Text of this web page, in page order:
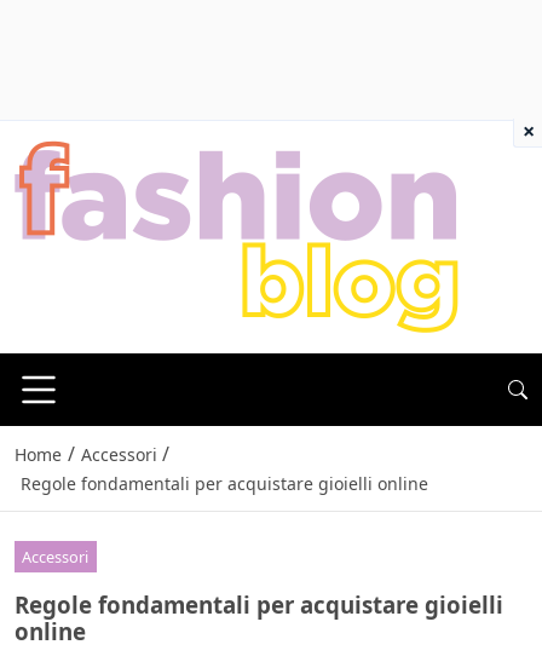
Home / Accessori /
Regole fondamentali per acquistare gioielli online
Accessori
Regole fondamentali per acquistare gioielli
online
×